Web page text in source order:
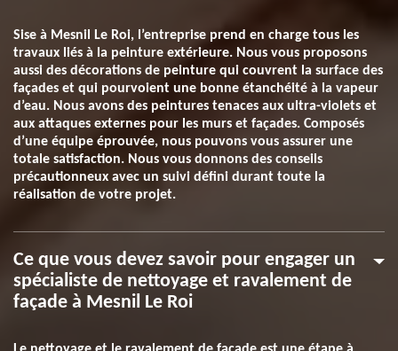
Sise à Mesnil Le Roi, l’entreprise prend en charge tous les
travaux liés à la peinture extérieure. Nous vous proposons
aussi des décorations de peinture qui couvrent la surface des
façades et qui pourvoient une bonne étanchéité à la vapeur
d’eau. Nous avons des peintures tenaces aux ultra-violets et
aux attaques externes pour les murs et façades. Composés
d’une équipe éprouvée, nous pouvons vous assurer une
totale satisfaction. Nous vous donnons des conseils
précautionneux avec un suivi défini durant toute la
réalisation de votre projet.
Ce que vous devez savoir pour engager un
spécialiste de nettoyage et ravalement de
façade à Mesnil Le Roi